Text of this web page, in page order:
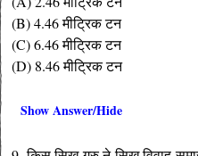
(B) 4.46 मीट्रिक टन
(C) 6.46 मीट्रिक टन
(D) 8.46 मीट्रिक टन
Show Answer/Hide